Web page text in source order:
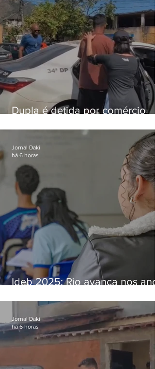
Dupla é detida por comércio
Bangu
Ideb 2025: Rio avança nos
nacional
Jornal Daki
há 6 horas
Jornal Daki
há 6 horas